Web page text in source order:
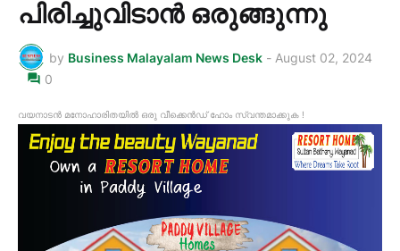
പിരിച്ചുവിടാൻ ഒരുങ്ങുന്നു
by Business Malayalam News Desk - August 02, 2024
0
വയനാടൻ മനോഹാരിതയിൽ ഒരു വീക്കെൻഡ് ഹോം സ്വന്തമാക്കുക !